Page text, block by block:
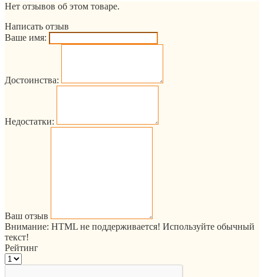
Нет отзывов об этом товаре.
Написать отзыв
Ваше имя:
Достоинства:
Недостатки:
Ваш отзыв
Внимание: HTML не поддерживается! Используйте обычный
текст!
Рейтинг